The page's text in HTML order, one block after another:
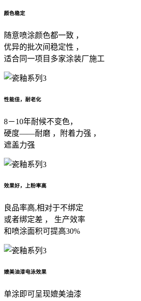
颜色稳定
随意喷涂颜色都一致 ，
优异的批次间稳定性 ，
适合同一项目多家涂装厂施工
性能佳，耐老化
8－10年耐候不变色，
硬度——耐磨 ，附着力强 ，
遮盖力强
效果好，上粉率高
良品率高,相对于不绑定
或者绑定差 ， 生产效率
和喷涂面积可提高30%
媲美油漆电泳效果
单涂即可呈现媲美油漆